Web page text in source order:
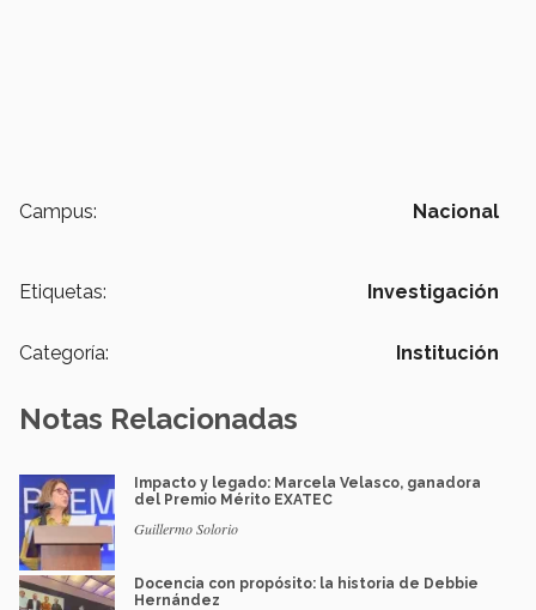
Campus: Nacional
Etiquetas: Investigación
Categoría: Institución
Notas Relacionadas
Impacto y legado: Marcela Velasco, ganadora
del Premio Mérito EXATEC
Guillermo Solorio
Docencia con propósito: la historia de Debbie
Hernández